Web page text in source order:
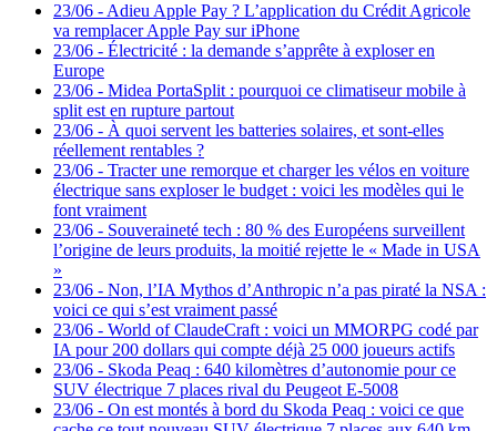
23/06 - Adieu Apple Pay ? L’application du Crédit Agricole
va remplacer Apple Pay sur iPhone
23/06 - Électricité : la demande s’apprête à exploser en
Europe
23/06 - Midea PortaSplit : pourquoi ce climatiseur mobile à
split est en rupture partout
23/06 - À quoi servent les batteries solaires, et sont-elles
réellement rentables ?
23/06 - Tracter une remorque et charger les vélos en voiture
électrique sans exploser le budget : voici les modèles qui le
font vraiment
23/06 - Souveraineté tech : 80 % des Européens surveillent
l’origine de leurs produits, la moitié rejette le « Made in USA
»
23/06 - Non, l’IA Mythos d’Anthropic n’a pas piraté la NSA :
voici ce qui s’est vraiment passé
23/06 - World of ClaudeCraft : voici un MMORPG codé par
IA pour 200 dollars qui compte déjà 25 000 joueurs actifs
23/06 - Skoda Peaq : 640 kilomètres d’autonomie pour ce
SUV électrique 7 places rival du Peugeot E-5008
23/06 - On est montés à bord du Skoda Peaq : voici ce que